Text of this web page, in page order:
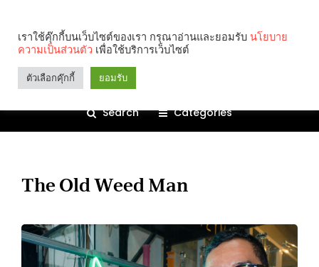
Search Categories
The Old Weed Man
เราใช้คุ๊กกี้บนเว็บไซต์ของเรา กรุณาอ่านและยอมรับ นโยบาย
ความเป็นส่วนตัว เพื่อใช้บริการเว็บไซต์
ตัวเลือกคุ๊กกี้ ยอมรับ